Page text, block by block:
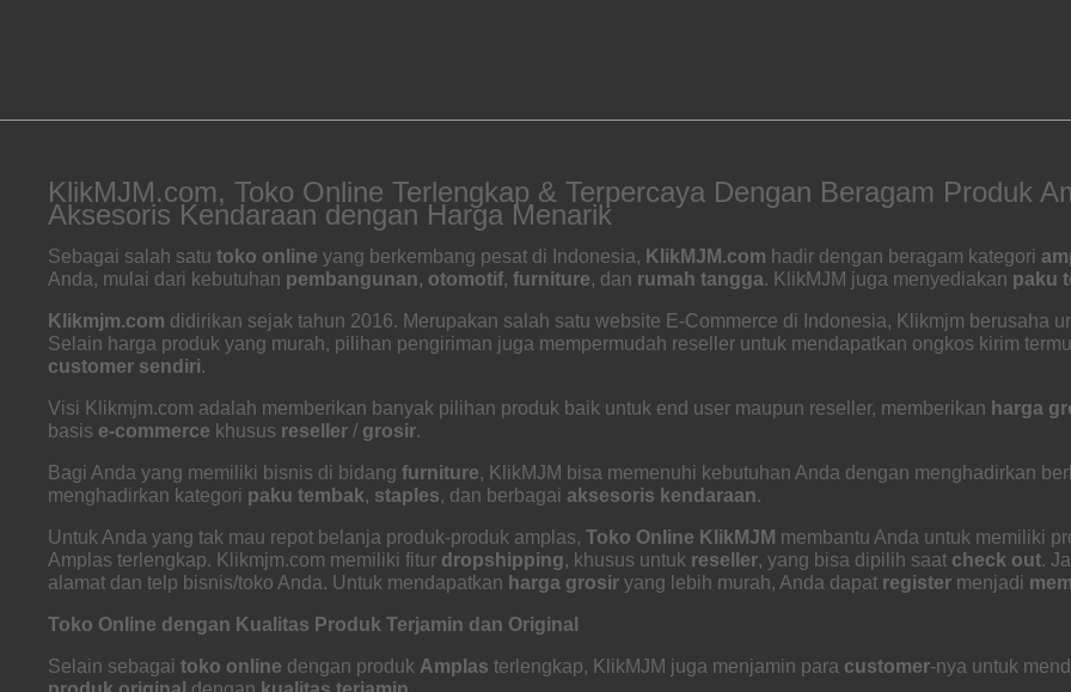
KlikMJM.com, Toko Online Terlengkap & Terpercaya Dengan Beragam Produk
Aksesoris Kendaraan dengan Harga Menarik
Sebagai salah satutoko online yang berkembang pesat di Indonesia, KlikMJM.com hadir dengan beragam kategori
Anda, mulai dari kebutuhan pembangunan, otomotif,furniture, dan rumah tangga. KlikMJM juga menyediakan paku
Klikmjm.com didirikan sejak tahun 2016. Merupakan salah satu website E-Commerce di Indonesia, Klikmjm berusaha
Selain harga produk yang murah, pilihan pengiriman juga mempermudah reseller untuk mendapatkan ongkos kirim
customer sendiri.
Visi Klikmjm.com adalah memberikan banyak pilihan produk baik untuk end user maupun reseller, memberikan harga
basis e-commerce khusus reseller / grosir.
Bagi Anda yang memiliki bisnis di bidangfurniture, KlikMJM bisa memenuhi kebutuhan Anda dengan menghadirkan
menghadirkan kategori paku tembak, staples, dan berbagaiaksesoris kendaraan.
Untuk Anda yang tak mau repot belanja produk-produk amplas,Toko Online KlikMJM membantu Anda untuk memiliki
Amplas terlengkap. Klikmjm.com memiliki fitur dropshipping, khusus untuk reseller, yang bisa dipilih saat check out.
alamat dan telp bisnis/toko Anda. Untuk mendapatkan harga grosir yang lebih murah, Anda dapat register menjadi
Toko Online dengan Kualitas Produk Terjamin dan Original
Selain sebagaitoko online dengan produk Amplas terlengkap, KlikMJM juga menjamin para customer-nya untuk